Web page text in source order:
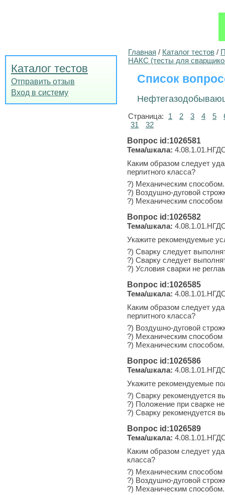
Каталог тестов
Отправить отзыв
Вход в систему
Главная / Каталог тестов /
НАКС (тесты для
Список
Страница: 1 2 3 4 5
31
32
Вопрос id:1026581
Тема/шкала:
Каким образом следует
перлитного класса?
?) Механическим способом.
?) Воздушно-дуговой
?) Механическим способом
Вопрос id:1026582
Тема/шкала:
Укажите рекомендуемые
?) Сварку следует
?) Сварку следует
?) Условия сварки не
Вопрос id:1026585
Тема/шкала:
Каким образом следует
перлитного класса?
?) Воздушно-дуговой
?) Механическим способом
?) Механическим способом.
Вопрос id:1026586
Тема/шкала:
Укажите рекомендуемые
?) Сварку рекомендуется
?) Положение при сварке
?) Сварку рекомендуется
Вопрос id:1026589
Тема/шкала:
Каким образом следует
класса?
?) Механическим способом
?) Воздушно-дуговой
?) Механическим способом.